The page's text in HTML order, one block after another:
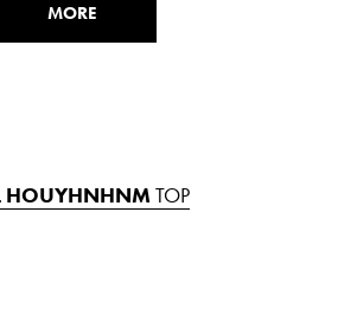
MORE
HOUYHNHNMTOP